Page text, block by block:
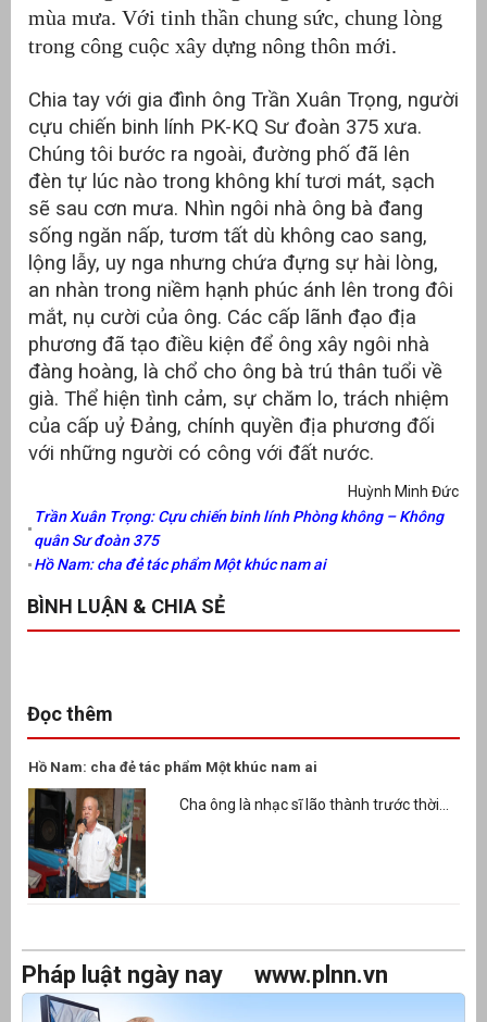
mùa mưa. Với tinh thần chung sức, chung lòng
trong công cuộc xây dựng nông thôn mới.
Chia tay với gia đình ông Trần Xuân Trọng, người
cựu chiến binh lính PK-KQ Sư đoàn 375 xưa.
Chúng tôi bước ra ngoài, đường phố đã lên
đèn tự lúc nào trong không khí tươi mát, sạch
sẽ sau cơn mưa. Nhìn ngôi nhà ông bà đang
sống ngăn nấp, tươm tất dù không cao sang,
lộng lẫy, uy nga nhưng chứa đựng sự hài lòng,
an nhàn trong niềm hạnh phúc ánh lên trong đôi
mắt, nụ cười của ông. Các cấp lãnh đạo địa
phương đã tạo điều kiện để ông xây ngôi nhà
đàng hoàng, là chổ cho ông bà trú thân tuổi về
già. Thể hiện tình cảm, sự chăm lo, trách nhiệm
của cấp uỷ Đảng, chính quyền địa phương đối
với những người có công với đất nước.
Huỳnh Minh Đức
Trần Xuân Trọng: Cựu chiến binh lính Phòng không – Không
quân Sư đoàn 375
Hồ Nam: cha đẻ tác phẩm Một khúc nam ai
BÌNH LUẬN & CHIA SẺ
Đọc thêm
Hồ Nam: cha đẻ tác phẩm Một khúc nam ai
Cha ông là nhạc sĩ lão thành trước thời...
Pháp luật ngày nay www.plnn.vn